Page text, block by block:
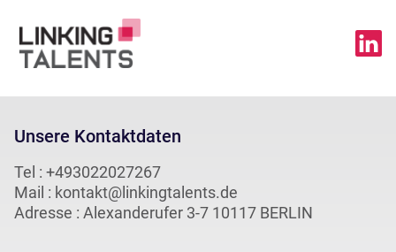
Unsere Kontaktdaten
Tel : +493022027267
Mail : kontakt@linkingtalents.de
Adresse : Alexanderufer 3-7 10117 BERLIN